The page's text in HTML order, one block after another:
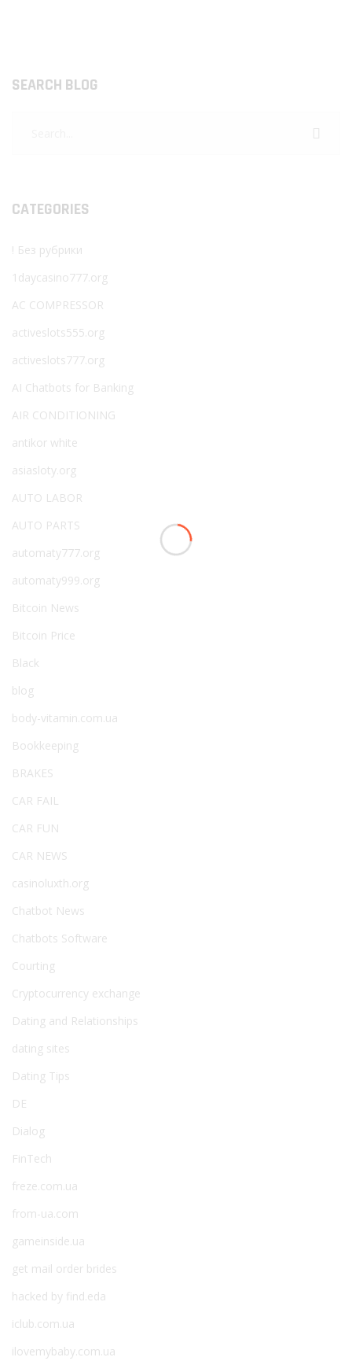
SEARCH BLOG
CATEGORIES
! Без рубрики
1daycasino777.org
AC COMPRESSOR
activeslots555.org
activeslots777.org
AI Chatbots for Banking
AIR CONDITIONING
antikor white
asiasloty.org
AUTO LABOR
AUTO PARTS
automaty777.org
automaty999.org
Bitcoin News
Bitcoin Price
Black
blog
body-vitamin.com.ua
Bookkeeping
BRAKES
CAR FAIL
CAR FUN
CAR NEWS
casinoluxth.org
Chatbot News
Chatbots Software
Courting
Cryptocurrency exchange
Dating and Relationships
dating sites
Dating Tips
DE
Dialog
FinTech
freze.com.ua
from-ua.com
gameinside.ua
get mail order brides
hacked by find.eda
iclub.com.ua
ilovemybaby.com.ua